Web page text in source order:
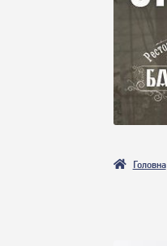
Головна